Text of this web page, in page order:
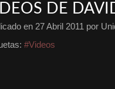
DE
en 27 Abril 2011 por
#Videos